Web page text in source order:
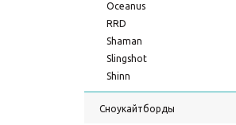
Oceanus
RRD
Shaman
Slingshot
Shinn
Сноукайтборды